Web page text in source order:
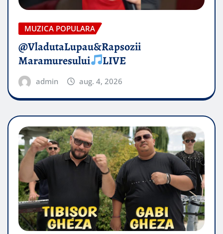
MUZICA POPULARA
@VladutaLupau&Rapsozii
Maramuresului
LIVE
admin aug. 4, 2026